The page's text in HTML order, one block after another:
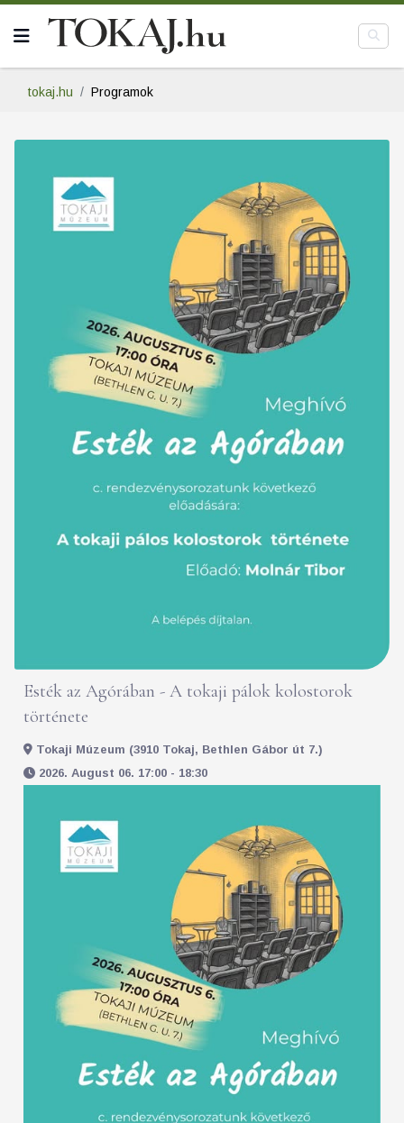
tokaj.hu Programok
Esték az Agórában - A tokaji pálok kolostorok
története
Tokaji Múzeum (3910 Tokaj, Bethlen Gábor út 7.)
2026. August 06. 17:00 - 18:30